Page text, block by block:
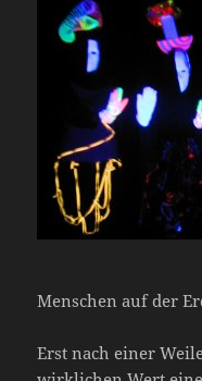
Menschen auf der
Erst nach einer